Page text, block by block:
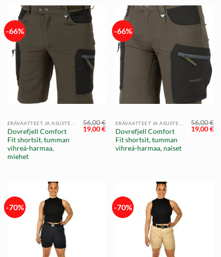
-66%
Dovrefjell Comfort
Fit shortsit, tumman
vihreä-harmaa,
miehet
56,00€
Alkuperäinen
hinta
19,00€Nykyinen
hinta
19,00 €.
-66%
Dovrefjell Comfort
Fit shortsit, tumman
vihreä-harmaa, naiset
56,00€
hinta
19,00€
-70% -70%